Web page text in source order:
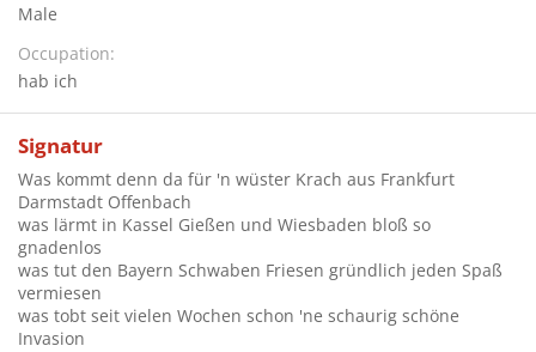
Male
Occupation
hab ich
Signatur
Was kommt denn da für 'n wüster Krach aus Frankfurt
Darmstadt Offenbach
was lärmt in Kassel Gießen und Wiesbaden bloß so
gnadenlos
was tut den Bayern Schwaben Friesen gründlich jeden Spaß
vermiesen
was tobt seit vielen Wochen schon 'ne schaurig schöne
Invasion